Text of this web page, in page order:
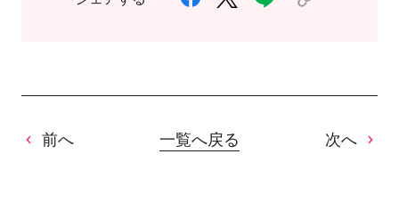
前へ 一覧へ戻る 次へ